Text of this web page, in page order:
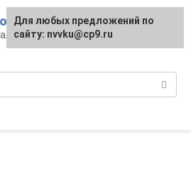
налоговые
Для любых предложений по
сайту: nvvku@cp9.ru